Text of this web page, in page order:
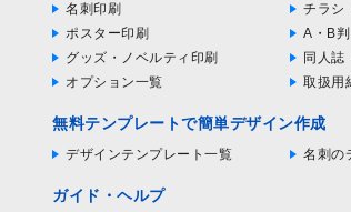
名刺印刷 チラシ
ポスター印刷
A・B
グッズ・ノベルティ印刷
同人誌
オプション一覧
取扱用
無料テンプレートで簡単デザイン作成
デザインテンプレート一覧 名刺の
ガイド・ヘルプ